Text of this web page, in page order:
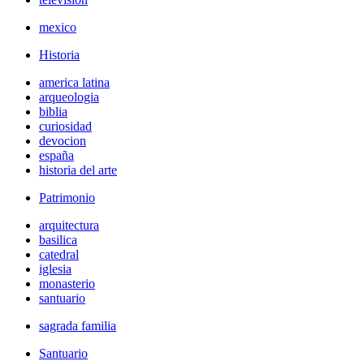
mexico
Historia
america latina
arqueologia
biblia
curiosidad
devocion
españa
historia del arte
Patrimonio
arquitectura
basilica
catedral
iglesia
monasterio
santuario
sagrada familia
Santuario